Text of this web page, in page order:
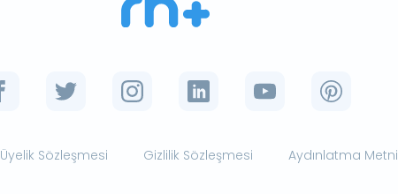
Üyelik Sözleşmesi Gizlilik Sözleşmesi Aydınlatma Metni